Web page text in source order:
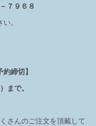
９６８
。
締切】
まで。
さんのご注文を頂戴して